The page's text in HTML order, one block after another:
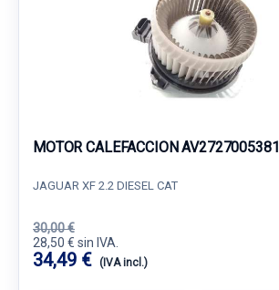
MOTOR CALEFACCION AV2727005381
JAGUAR XF 2.2 DIESEL CAT
30,00 €
28,50 € sin IVA.
34,49 € (IVA incl.)